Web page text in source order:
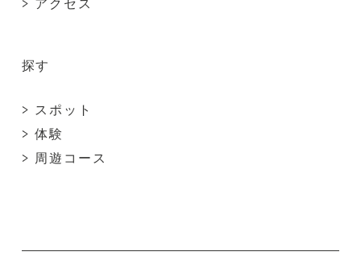
> アクセス
探す
> スポット
> 体験
> 周遊コース